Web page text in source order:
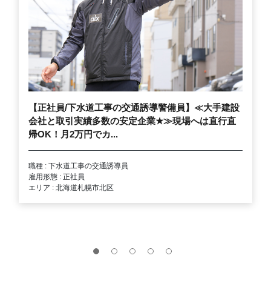
【正社員/下水道工事の交通誘導警備員】≪大手建設
会社と取引実績多数の安定企業★≫現場へは直行直
帰OK！月2万円でカ...
職種 : 下水道工事の交通誘導員
雇用形態 : 正社員
エリア : 北海道札幌市北区